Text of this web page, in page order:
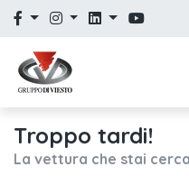
Troppo tardi!
La vettura che stai